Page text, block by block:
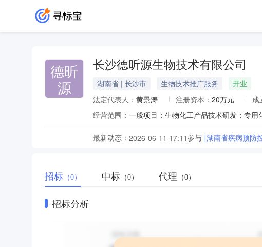
德昕
源
长沙德昕源生物技术有限公司
湖南省 | 长沙市 生物技术推广服务
开业
法定代表人： 黄景涛 注册资本： 20万元 成
经营范围：
最新动态： 2026-06-11 17:11参与 [湖南省疾病预防
招标 （0） 中标 （0） 代理 （0）
招标分析